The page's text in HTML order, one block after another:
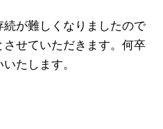
が難しくなりましたので
せていただきます。何卒
たします。